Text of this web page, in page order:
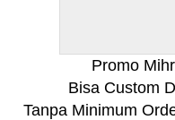
Promo
Bisa Custom
Tanpa Minimum